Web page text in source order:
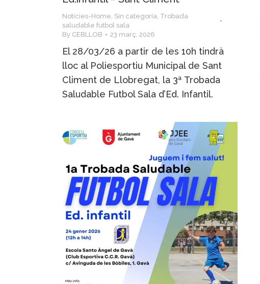
Notícies-Home, Sin categoría, Trobada
saludable futbol sala
By CEBLLOB 23 març, 2026
El 28/03/26 a partir de les 10h tindrà
lloc al Poliesportiu Municipal de Sant
Climent de Llobregat, la 3ª Trobada
Saludable Futbol Sala d’Ed. Infantil.